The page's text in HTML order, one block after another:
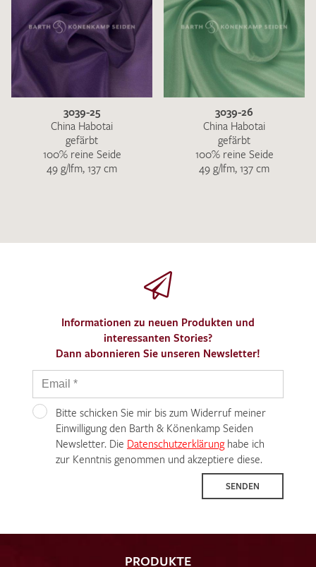
3039-25
China Habotai
gefärbt
100% reine Seide
49 g/lfm, 137 cm
3039-26
China Habotai
gefärbt
100% reine Seide
49 g/lfm, 137 cm
Informationen zu neuen Produkten und
interessanten Stories?
Dann abonnieren Sie unseren Newsletter!
Bitte schicken Sie mir bis zum Widerruf meiner
Einwilligung den Barth & Könenkamp Seiden
Newsletter. Die Datenschutzerklärunghabe ich
zur Kenntnis genommen und akzeptiere diese.
SENDEN
PRODUKTE